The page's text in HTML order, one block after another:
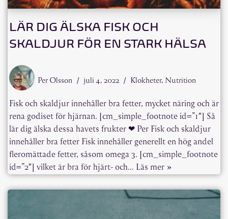
LÄR DIG ÄLSKA FISK OCH
SKALDJUR FÖR EN STARK HÄLSA
Per Olsson juli 4, 2022 Klokheter, Nutrition
Fisk och skaldjur innehåller bra fetter, mycket näring och är
rena godiset för hjärnan. [cm_simple_footnote id=”1″] Så
lär dig älska dessa havets frukter ❤ Per Fisk och skaldjur
innehåller bra fetter Fisk innehåller generellt en hög andel
fleromättade fetter, såsom omega 3. [cm_simple_footnote
id=”2″] vilket är bra för hjärt- och… Läs mer »